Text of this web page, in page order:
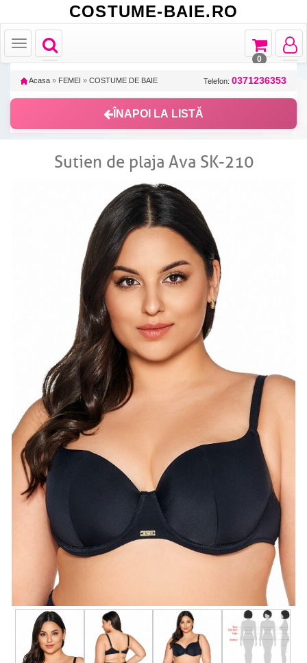
COSTUME-BAIE.RO
Toggle
navigation
Toggle
navigation
Toggle
Toggle
navigation
0
Acasa » FEMEI » COSTUME DE BAIE Telefon: 0371236353
ÎNAPOI LA LISTĂ
Sutien de plaja Ava SK-210